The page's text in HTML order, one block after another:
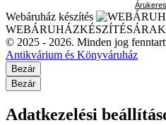
Webáruház készítés
© 2025 - 2026. Minden jog
Antikvárium és Könyváruház
Bezár
Bezár
Adatkezelési